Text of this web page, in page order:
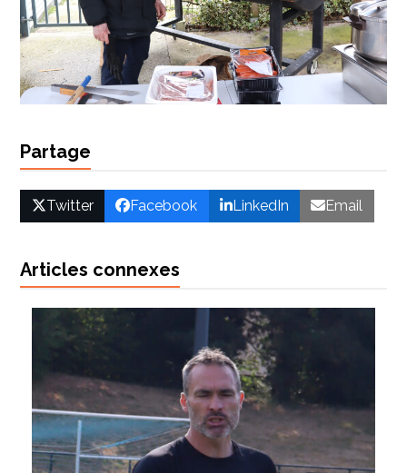
Partage
Twitter Facebook LinkedIn Email
Articles connexes